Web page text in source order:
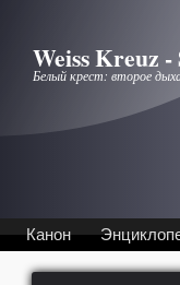
Weiss Kreuz -
Белый крест: второе
Канон